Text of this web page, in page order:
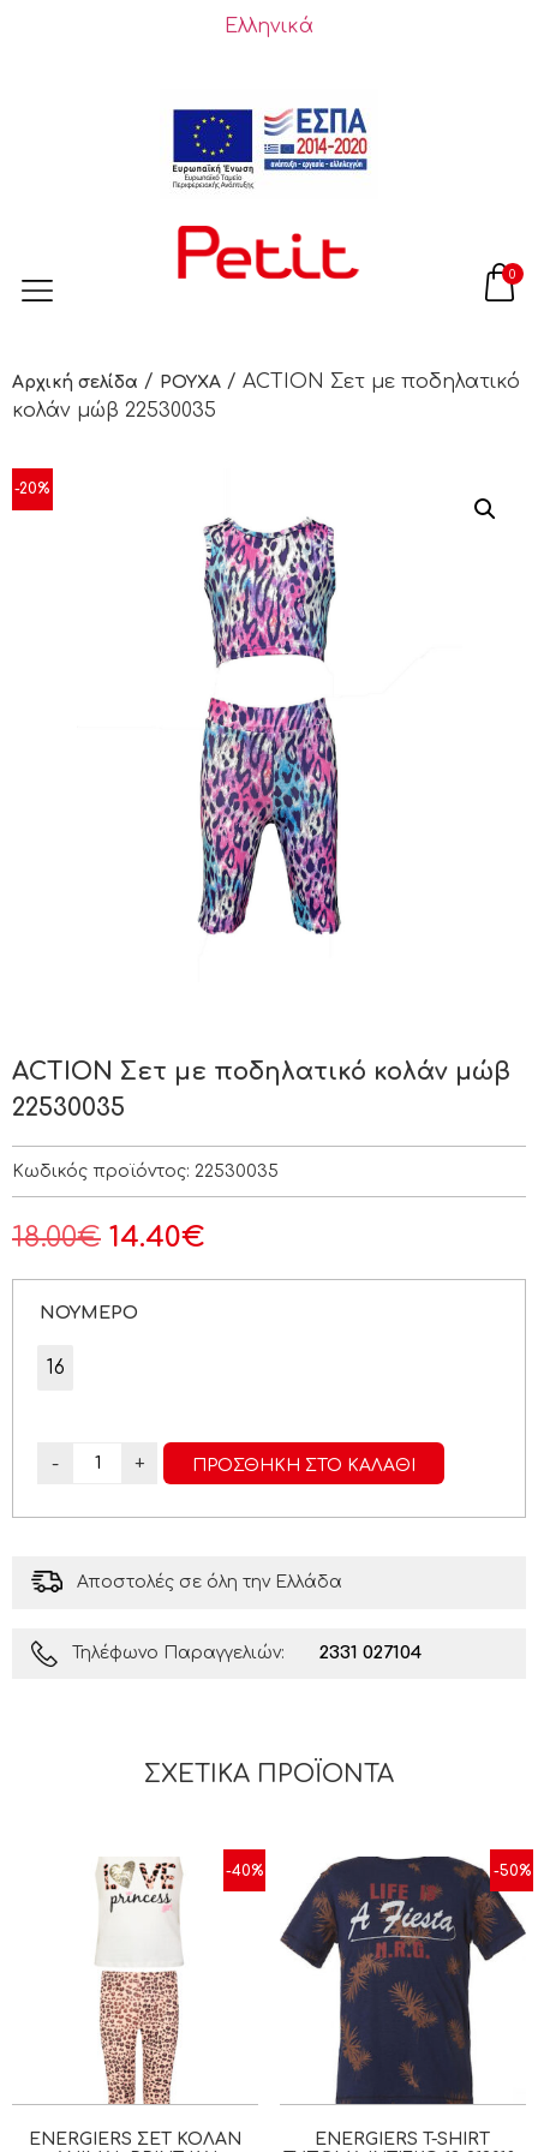
Ελληνικά
0
Αρχική σελίδα / ΡΟΥΧΑ / ACTION Σετ με ποδηλατικό
κολάν μώβ 22530035
-20%
ACTION Σετ με ποδηλατικό κολάν μώβ
22530035
Κωδικός προϊόντος: 22530035
18.00€ 14.40€
ΝΟΥΜΕΡΟ
16
- + ΠΡΟΣΘΉΚΗ ΣΤΟ ΚΑΛΆΘΙ
Αποστολές σε όλη την Ελλάδα
Τηλέφωνο Παραγγελιών: 2331 027104
ΣΧΕΤΙΚΆ ΠΡΟΪΌΝΤΑ
-40%
ENERGIERS ΣΕΤ ΚΟΛΆΝ
-50%
ENERGIERS T-SHIRT